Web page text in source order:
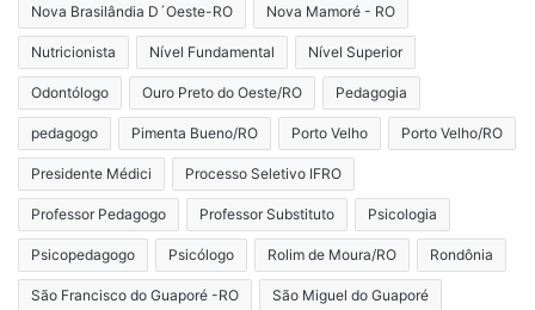
Nova Brasilândia D´Oeste-RO Nova Mamoré - RO
Nutricionista Nível Fundamental Nível Superior
Odontólogo Ouro Preto do Oeste/RO Pedagogia
pedagogo Pimenta Bueno/RO Porto Velho Porto Velho/RO
Presidente Médici Processo Seletivo IFRO
Professor Pedagogo Professor Substituto Psicologia
Psicopedagogo Psicólogo Rolim de Moura/RO Rondônia
São Francisco do Guaporé -RO São Miguel do Guaporé